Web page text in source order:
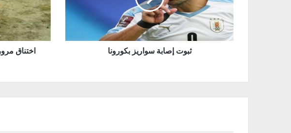
اختناق
ثبوت إصابة سواريز بكورونا